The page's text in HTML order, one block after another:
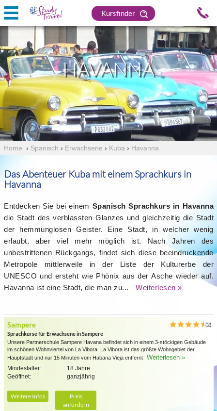
Kursfinder
HAVANNA
Home › Spanisch › Erwachsene › Kuba › Havanna
Das Abenteuer Kuba mit einem Sprachkurs in
Havanna
Entdecken Sie bei einem Spanisch Sprachkurs in Havanna
die Stadt des verblassten Glanzes und gleichzeitig die Stadt
der hemmunglosen Geister. Eine Stadt, in welcher wenig
erlaubt, aber viel mehr möglich ist. Nach Jahren des
unbestrittenen Rückgangs, findet sich diese beeindruckende
Metropole mittlerweile in der Liste der Kulturerbe der
UNESCO und ersteht wie Phönix aus der Asche wieder auf.
Havanna ist eine Stadt, die man zu...
Weiterlesen »
Sampere
(2)
Sprachkurse für Erwachsene in Sampere
Unsere Partnerschule Sampere Havana befindet sich in einem 3-stöckigen Gebäude
im schönen Wohnviertel von La Vibora. La Vibora ist das größte Wohngebiet der
Hauptstadt und nur 15 Minuten vom Habana Vieja entfernt
Weiterlesen »
Mindestalter:
18 Jahre
Geöffnet:
ganzjährig
Weitere Infos
Preis
anfordern